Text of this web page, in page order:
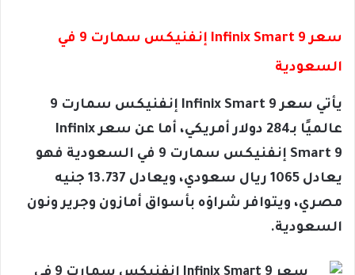
سعر Infinix Smart 9 إنفنيكس سمارت 9 في
السعودية
يأتي سعر Infinix Smart 9 إنفنيكس سمارت 9
عالميًا بـ284 دولار أمريكي، أما عن سعر Infinix
Smart 9 إنفنيكس سمارت 9 في السعودية فهو
يعادل 1065 ريال سعودي، ويعادل 13.737 جنيه
مصري، ويتوافر شراؤه بأسواق أمازون وجرير ونون
السعودية.